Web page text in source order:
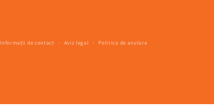
Informații de contact Aviz legal Politica de anulare